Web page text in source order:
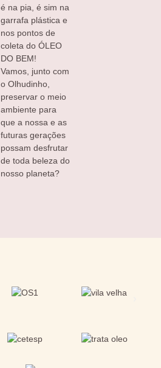
é na pia, é sim na
garrafa plástica e
nos pontos de
coleta do ÓLEO
DO BEM!
Vamos, junto com
o Olhudinho,
preservar o meio
ambiente para
que a nossa e as
futuras gerações
possam desfrutar
de toda beleza do
nosso planeta?